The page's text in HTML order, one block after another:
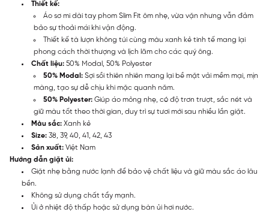
Thiết kế:
Áo sơ mi dài tay phom Slim Fit ôm nhẹ, vừa vặn nhưng vẫn đảm
bảo sự thoải mái khi vận động.
Thiết kế tà lượn không túi cùng màu xanh kẻ tinh tế mang lại
phong cách thời thượng và lịch lãm cho các quý ông.
Chất liệu: 50% Modal, 50% Polyester
50% Modal: Sợi sồi thiên nhiên mang lại bề mặt vải mềm mại, mịn
màng, tạo sự dễ chịu khi mặc quanh năm.
50% Polyester: Giúp áo mỏng nhẹ, có độ trơn trượt, sắc nét và
giữ màu tốt theo thời gian, duy trì sự tươi mới sau nhiều lần giặt.
Màu sắc: Xanh kẻ
Size: 38, 39, 40, 41, 42, 43
Sản xuất: Việt Nam
Hướng dẫn giặt ủi:
Giặt nhẹ bằng nước lạnh để bảo vệ chất liệu và giữ màu sắc áo lâu
bền.
Không sử dụng chất tẩy mạnh.
Ủi ở nhiệt độ thấp hoặc sử dụng bàn ủi hơi nước.